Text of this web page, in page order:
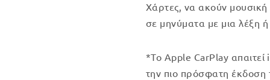
Χάρτες, να ακούν
σε μηνύματα με μια λέξη
*Το Apple CarPlay
την πιο πρόσφατη έκδοση